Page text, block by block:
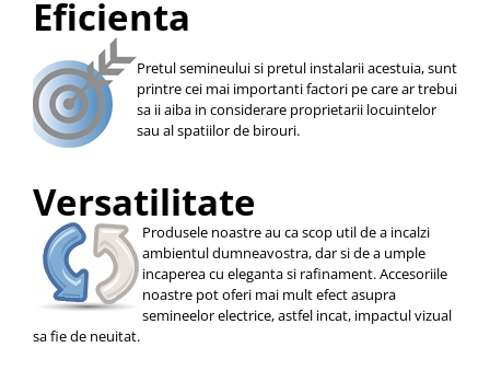
Eficienta
Pretul semineului si pretul instalarii acestuia, sunt
printre cei mai importanti factori pe care ar trebui
sa ii aiba in considerare proprietarii locuintelor
sau al spatiilor de birouri.
Versatilitate
Produsele noastre au ca scop util de a incalzi
ambientul dumneavostra, dar si de a umple
incaperea cu eleganta si rafinament. Accesoriile
noastre pot oferi mai mult efect asupra
semineelor electrice, astfel incat, impactul vizual
sa fie de neuitat.